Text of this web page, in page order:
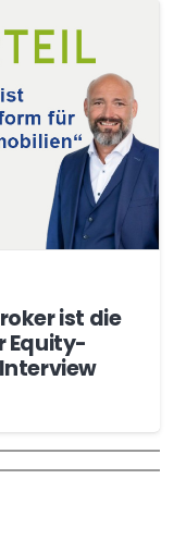
ist die
Equity-